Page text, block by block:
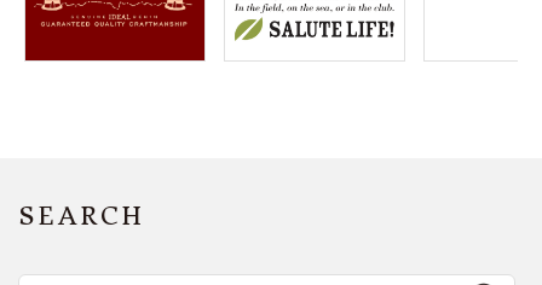
SEARCH